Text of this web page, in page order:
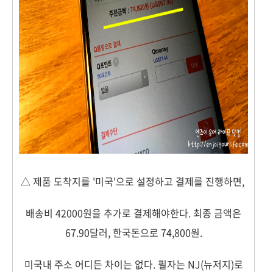
△ 제품 도착지를 '미국'으로 설정하고 결제를 진행하면,
배송비 42000원을 추가로 결제해야한다. 최종 금액은
67.90달러, 한국돈으로 74,800원.
미국내 주소 어디든 차이는 없다. 필자는 NJ(뉴저지)로